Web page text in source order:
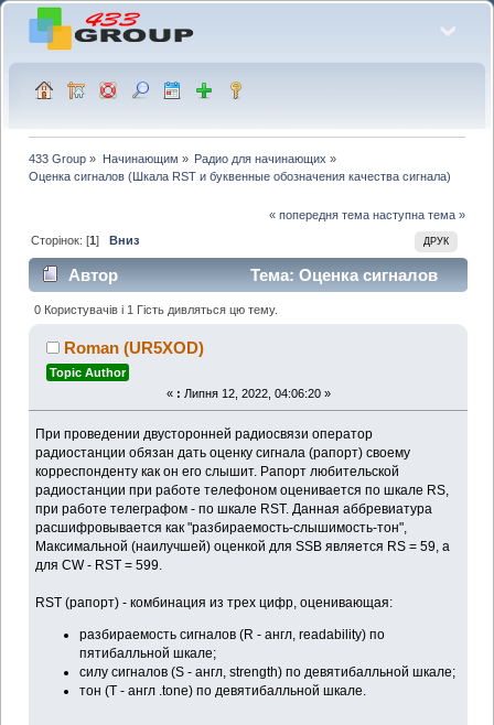
433 Group » Начинающим » Радио для начинающих »
Оценка сигналов (Шкала RST и буквенные обозначения качества сигнала)
« попередня тема наступна тема »
ДРУК
Сторінок: [1]Вниз
Автор
Тема: Оценка сигналов
(Шкала RST и буквенные обозначения качества
сигнала) (Прочитано 8564 раз)
0 Користувачів і 1 Гість дивляться цю тему.
Roman (UR5XOD)
Topic Author
« : Липня 12, 2022, 04:06:20 »
При проведении двусторонней радиосвязи оператор
радиостанции обязан дать оценку сигнала (рапорт) своему
корреспонденту как он его слышит. Рапорт любительской
радиостанции при работе телефоном оценивается по шкале RS,
при работе телеграфом - по шкале RST. Данная аббревиатура
расшифровывается как "разбираемость-слышимость-тон",
Максимальной (наилучшей) оценкой для SSB является RS = 59, а
для CW - RST = 599.
RST (рапорт) - комбинация из трех цифр, оценивающая:
разбираемость сигналов (R - англ, readability) по
пятибалльной шкале;
силу сигналов (S - англ, strength) по девятибалльной шкале;
тон (Т - англ .tone) по девятибалльной шкале.